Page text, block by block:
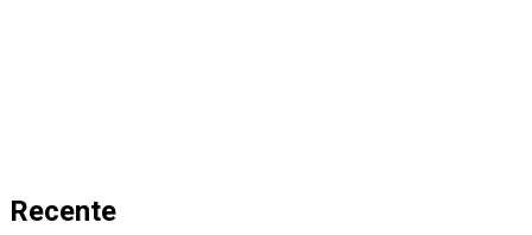
Recente